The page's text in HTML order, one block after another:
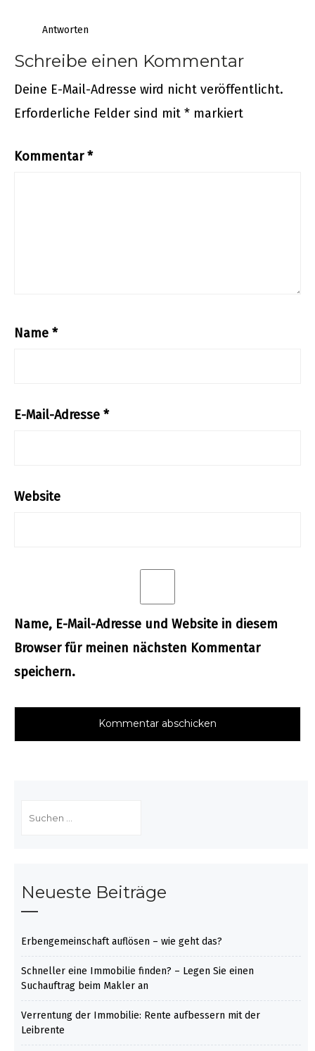
Antworten
Schreibe einen Kommentar
Deine E-Mail-Adresse wird nicht veröffentlicht.
Erforderliche Felder sind mit * markiert
Kommentar*
Name *
E-Mail-Adresse *
Website
Name, E-Mail-Adresse und Website in diesem
Browser für meinen nächsten Kommentar
speichern.
nach:
Neueste Beiträge
Erbengemeinschaft auflösen – wie geht das?
Schneller eine Immobilie finden? – Legen Sie einen
Suchauftrag beim Makler an
Verrentung der Immobilie: Rente aufbessern mit der
Leibrente